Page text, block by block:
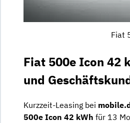
Fiat
Fiat 500e Icon 42
und
Kurzzeit-Leasing bei
500e Icon 42 kWh für 13